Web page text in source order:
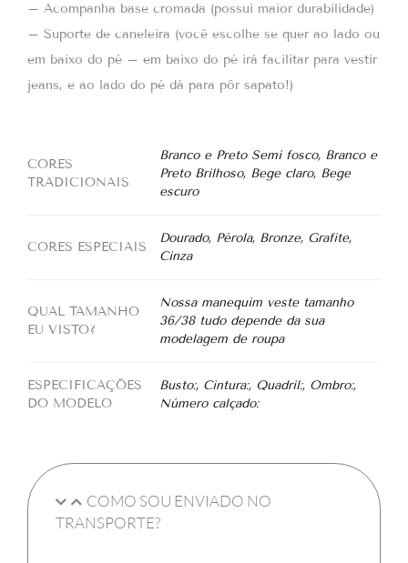
– Acompanha base cromada (possui maior durabilidade)
– Suporte de caneleira (você escolhe se quer ao lado ou
em baixo do pé – em baixo do pé irá facilitar para vestir
jeans, e ao lado do pé dá para pôr sapato!)
CORES
TRADICIONAIS
Branco e Preto Semi fosco, Branco e
Preto Brilhoso, Bege claro, Bege
escuro
CORES ESPECIAIS
Dourado, Pérola, Bronze, Grafite,
Cinza
QUAL TAMANHO
EU VISTO?
Nossa manequim veste tamanho
36/38 tudo depende da sua
modelagem de roupa
ESPECIFICAÇÕES
DO MODELO
Busto:, Cintura:, Quadril:, Ombro:,
Número calçado:
COMO SOU ENVIADO NO
TRANSPORTE?